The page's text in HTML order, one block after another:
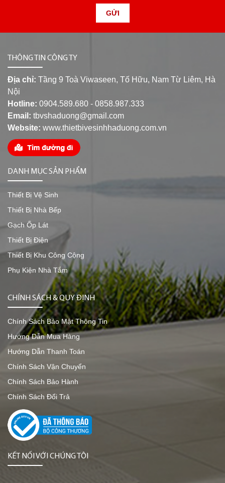
GỬI
THÔNG TIN CÔNG TY
Địa chỉ: Tầng 9 Toà Viwaseen, Tố Hữu, Nam Từ Liêm, Hà
Nội
Hotline: 0904.589.680 - 0858.987.333
Email: tbvshaduong@gmail.com
Website: www.thietbivesinhhaduong.com.vn
DANH MỤC SẢN PHẨM
Thiết Bị Vệ Sinh
Thiết Bị Nhà Bếp
Gạch Ốp Lát
Thiết Bị Điện
Thiết Bị Khu Công Cộng
Phụ Kiện Nhà Tắm
CHÍNH SÁCH & QUY ĐỊNH
Chính Sách Bảo Mật Thông Tin
Hướng Dẫn Mua Hàng
Hướng Dẫn Thanh Toán
Chính Sách Vận Chuyển
Chính Sách Bảo Hành
Chính Sách Đổi Trả
KẾT NỐI VỚI CHÚNG TÔI